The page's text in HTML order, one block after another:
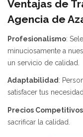
Ventajas de
Agencia de
Profesionalismo:
minuciosamente a
un servicio de calidad.
Adaptabilidad :
satisfacer tus
Precios Competitivos
sacrificar la calidad.